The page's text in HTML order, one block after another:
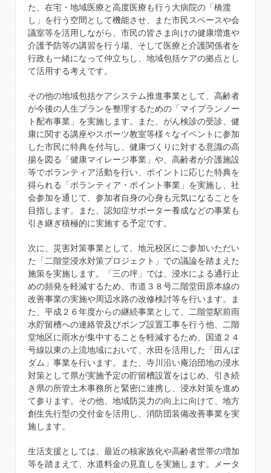
た、在宅・地域医療と高度医療も行う大病院の「橋渡
し」を行う空間として機能させ、また市民スペースや会
議室等を活用しながら、市民の皆さま向けの健康増進や
介護予防等の講習を行う場、そして医療と介護関係者を
行政も一緒になって仲立ちし、地域包括ケアの拠点とし
て活用する考えです。
その他の地域包括ケアシステム推進事業として、高齢者
が今後の人生プランを整理するための「マイプランノー
ト配布事業」を実施します。また、がん検診の受診、健
康に関する講座やスポーツ教室等様々なイベントに参加
した市民に特典を付与し、健康づくりに対する意識の高
揚を図る「健康マイレージ事業」や、高齢者が介護施設
等でボランティア活動を行い、ポイントに応じた特典を
得られる「ボランティア・ポイント事業」を実施し、社
会参加を通じて、参加者自身の心身も元気になることを
目指します。また、認知症サポーター養成などの事業も
引き継ぎ積極的に実施する予定です。
次に、災害対策事業として、地元校区にご参加いただい
た「二階堂浸水対策プロジェクト」での議論を踏まえた
施策を実施します。「三の坪」では、浸水による通行止
めの頻発を軽減するため、市道３８号二階堂田原本線の
改善事業の実施や周辺水路の改修検討等を行います。ま
た、平成２６年度からの継続事業として、二階堂駅前雨
水貯留槽への連絡管及びポンプ設置工事を行う他、二階
堂地区に雨水が集中することを軽減するため、国道２４
号線以東の上流地域において、水田を活用した「田んぼ
ダム」事業を行います。また、寺川沿い庵治団地の浸水
対策として県が実施予定の貯留槽設置をはじめ、引き続
き県の所管土木事務所と緊密に連携し、浸水対策を進め
て参ります。その他、地域防災力の向上に向けて、地方
創生先行型の交付金を活用し、消防団装備改善事業を実
施します。
生活支援としては、最近の核家族化や高齢者世帯の増加
等を踏まえて、水道料金の見直しを実施します。メータ